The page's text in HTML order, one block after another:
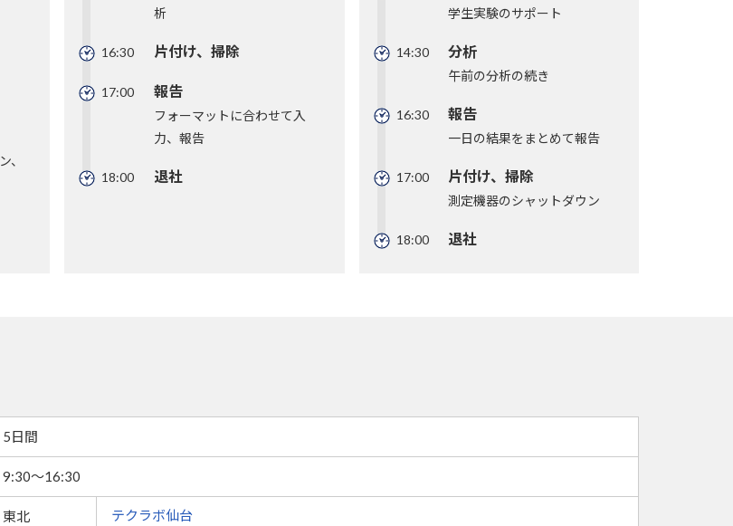
、
析
16:30 片付け、掃除
17:00 報告
フォーマットに合わせて入
力、報告
18:00 退社
学生実験のサポート
14:30 分析
午前の分析の続き
16:30 報告
一日の結果をまとめて報告
17:00 片付け、掃除
測定機器のシャットダウン
18:00 退社
5日間
9:30～16:30
東北 テクラボ仙台